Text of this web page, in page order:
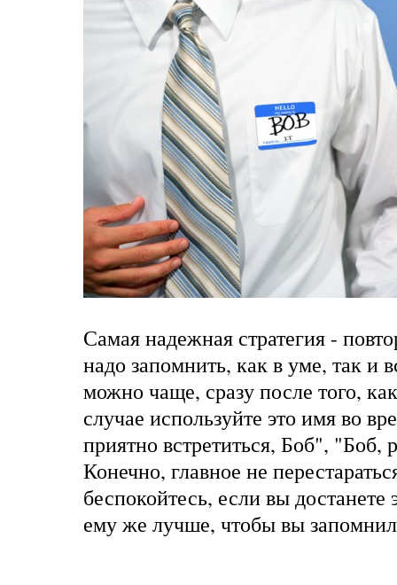
Самая надежная стратегия -
надо запомнить, как в уме, так и
можно чаще, сразу после того,
случае используйте это имя во
приятно встретиться, Боб", "Боб,
Конечно, главное не
беспокойтесь, если вы
ему же лучше, чтобы вы